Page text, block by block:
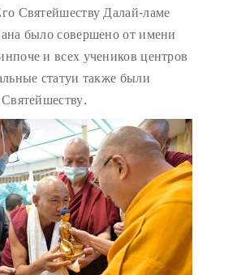
Святейшеству Далай-ламе
было совершено от имени
и всех учеников центров
статуи также были